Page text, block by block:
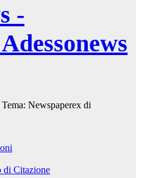
-
Tema: Newspaperex di
di Citazione